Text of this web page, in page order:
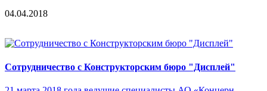
04.04.2018
Сотрудничество с Конструкторским бюро "Дисплей"